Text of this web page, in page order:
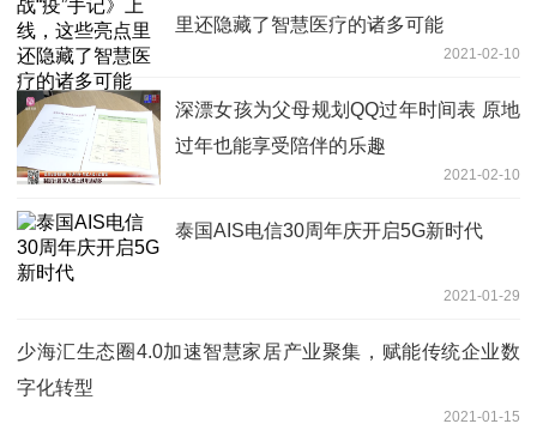
里还隐藏了智慧医疗的诸多可能
2021-02-10
深漂女孩为父母规划QQ过年时间表 原地
过年也能享受陪伴的乐趣
2021-02-10
泰国AIS电信30周年庆开启5G新时代
2021-01-29
少海汇生态圈4.0加速智慧家居产业聚集，赋能传统企业数
字化转型
2021-01-15